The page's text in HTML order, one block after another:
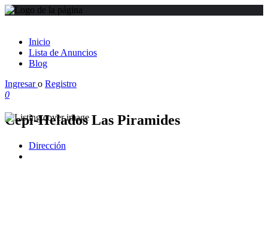
Inicio
Lista de Anuncios
Blog
Ingresaro Registro
0
Cepi-Helados Las Piramides
Dirección